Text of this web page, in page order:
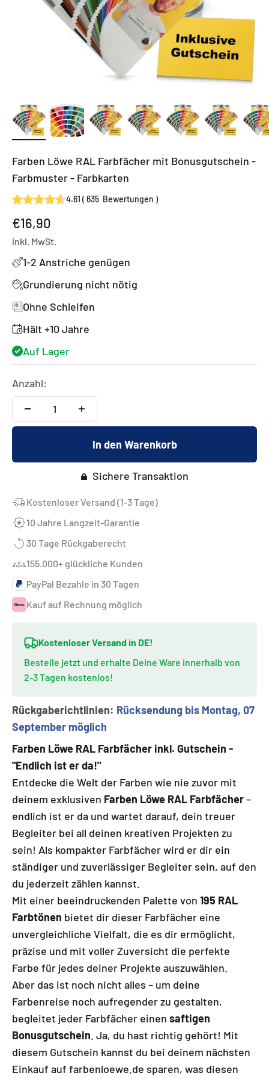
Farben Löwe RAL Farbfächer mit Bonusgutschein -
Farbmuster - Farbkarten
4.61 ( 635 Bewertungen )
Angebot
€16,90
inkl. MwSt.
1-2 Anstriche genügen
Grundierung nicht nötig
Ohne Schleifen
Hält +10 Jahre
Auf Lager
Anzahl:
In den Warenkorb
Sichere Transaktion
Kostenloser Versand (1-3 Tage)
10 Jahre Langzeit-Garantie
30 Tage Rückgaberecht
155.000+ glückliche Kunden
PayPal Bezahle in 30 Tagen
Kauf auf Rechnung möglich
Kostenloser Versand in DE!
Bestelle jetzt und erhalte Deine Ware innerhalb von
2-3 Tagen kostenlos!
Rückgaberichtlinien: Rücksendung bis Montag, 07
September möglich
Farben Löwe RAL Farbfächer inkl. Gutschein -
"Endlich ist er da!"
Entdecke die Welt der Farben wie nie zuvor mit
deinem exklusiven Farben Löwe RAL Farbfächer–
endlich ist er da und wartet darauf, dein treuer
Begleiter bei all deinen kreativen Projekten zu
sein! Als kompakter Farbfächer wird er dir ein
ständiger und zuverlässiger Begleiter sein, auf den
du jederzeit zählen kannst.
Mit einer beeindruckenden Palette von 195 RAL
Farbtönen bietet dir dieser Farbfächer eine
unvergleichliche Vielfalt, die es dir ermöglicht,
präzise und mit voller Zuversicht die perfekte
Farbe für jedes deiner Projekte auszuwählen.
Aber das ist noch nicht alles – um deine
Farbenreise noch aufregender zu gestalten,
begleitet jeder Farbfächer einen saftigen
Bonusgutschein. Ja, du hast richtig gehört! Mit
diesem Gutschein kannst du bei deinem nächsten
Einkauf auf farbenloewe.de sparen, was diesen